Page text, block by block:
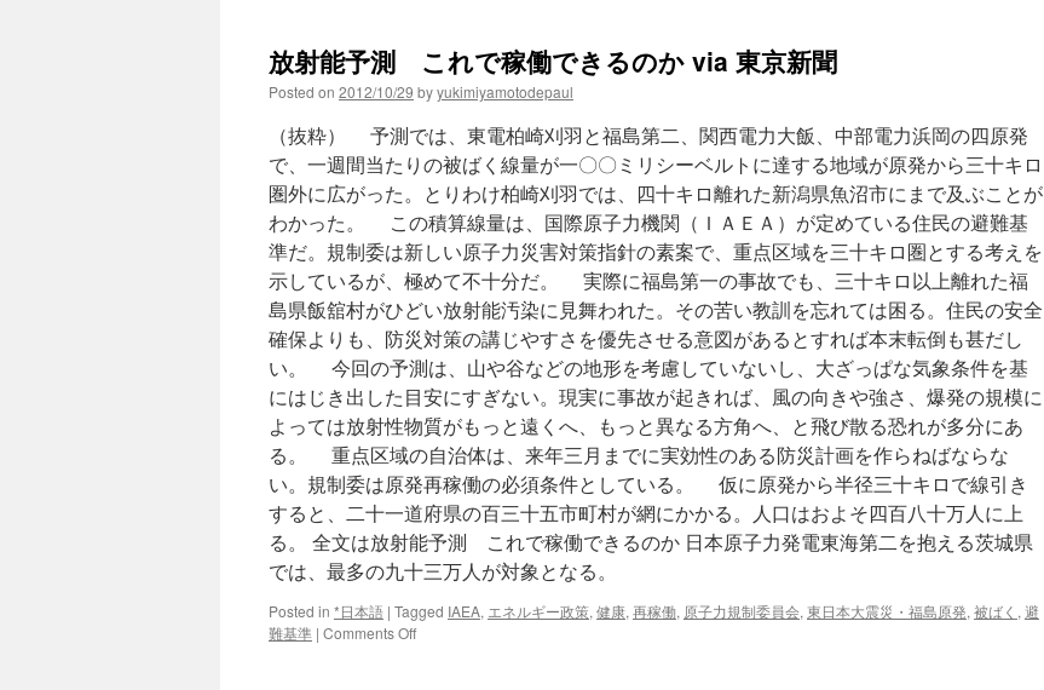
放射能予測 これで稼働できるのか via 東京新聞
Posted on 2012/10/29 byyukimiyamotodepaul
（抜粋） 予測では、東電柏崎刈羽と福島第二、関西電力大飯、中部電力浜岡の四原発
で、一週間当たりの被ばく線量が一〇〇ミリシーベルトに達する地域が原発から三十キロ
圏外に広がった。とりわけ柏崎刈羽では、四十キロ離れた新潟県魚沼市にまで及ぶことが
わかった。 この積算線量は、国際原子力機関（ＩＡＥＡ）が定めている住民の避難基
準だ。規制委は新しい原子力災害対策指針の素案で、重点区域を三十キロ圏とする考えを
示しているが、極めて不十分だ。 実際に福島第一の事故でも、三十キロ以上離れた福
島県飯舘村がひどい放射能汚染に見舞われた。その苦い教訓を忘れては困る。住民の安全
確保よりも、防災対策の講じやすさを優先させる意図があるとすれば本末転倒も甚だし
い。 今回の予測は、山や谷などの地形を考慮していないし、大ざっぱな気象条件を基
にはじき出した目安にすぎない。現実に事故が起きれば、風の向きや強さ、爆発の規模に
よっては放射性物質がもっと遠くへ、もっと異なる方角へ、と飛び散る恐れが多分にあ
る。 重点区域の自治体は、来年三月までに実効性のある防災計画を作らねばならな
い。規制委は原発再稼働の必須条件としている。 仮に原発から半径三十キロで線引き
すると、二十一道府県の百三十五市町村が網にかかる。人口はおよそ四百八十万人に上
る。 全文は放射能予測 これで稼働できるのか 日本原子力発電東海第二を抱える茨城県
では、最多の九十三万人が対象となる。
Posted in *日本語 | Tagged IAEA, エネルギー政策, 健康, 再稼働, 原子力規制委員会, 東日本大震災・福島原発, 被ばく , 避
難基準 | Comments Offon